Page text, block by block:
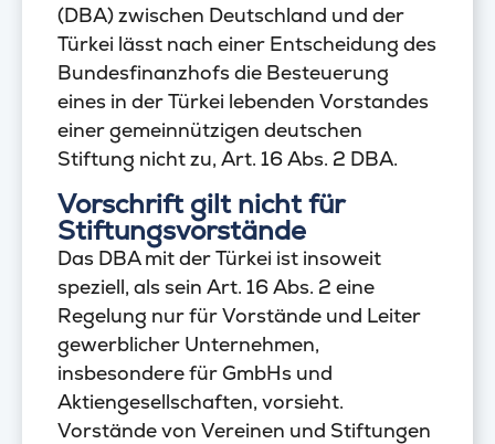
(DBA) zwischen Deutschland und der
Türkei lässt nach einer Entscheidung des
Bundesfinanzhofs die Besteuerung
eines in der Türkei lebenden Vorstandes
einer gemeinnützigen deutschen
Stiftung nicht zu, Art. 16 Abs. 2 DBA.
Vorschrift gilt nicht für
Stiftungsvorstände
Das DBA mit der Türkei ist insoweit
speziell, als sein Art. 16 Abs. 2 eine
Regelung nur für Vorstände und Leiter
gewerblicher Unternehmen,
insbesondere für GmbHs und
Aktiengesellschaften, vorsieht.
Vorstände von Vereinen und Stiftungen